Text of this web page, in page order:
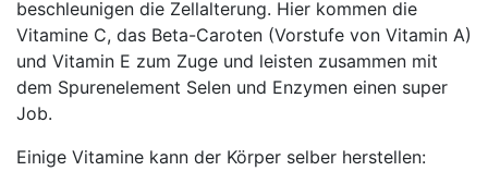
beschleunigen die Zellalterung. Hier kommen die
Vitamine C, das Beta-Caroten (Vorstufe von Vitamin A)
und Vitamin E zum Zuge und leisten zusammen mit
dem Spurenelement Selen und Enzymen einen super
Job.
Einige Vitamine kann der Körper selber herstellen: